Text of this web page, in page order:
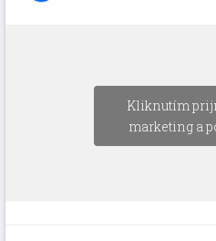
Kliknutím
marketing a